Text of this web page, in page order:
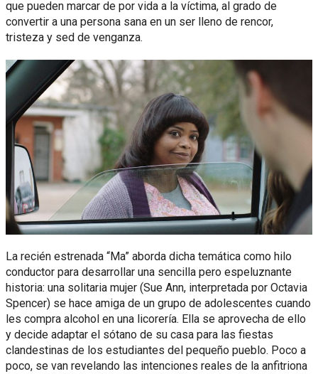
que pueden marcar de por vida a la víctima, al grado de
convertir a una persona sana en un ser lleno de rencor,
tristeza y sed de venganza.
La recién estrenada “Ma” aborda dicha temática como hilo
conductor para desarrollar una sencilla pero espeluznante
historia: una solitaria mujer (Sue Ann, interpretada por Octavia
Spencer) se hace amiga de un grupo de adolescentes cuando
les compra alcohol en una licorería. Ella se aprovecha de ello
y decide adaptar el sótano de su casa para las fiestas
clandestinas de los estudiantes del pequeño pueblo. Poco a
poco, se van revelando las intenciones reales de la anfitriona